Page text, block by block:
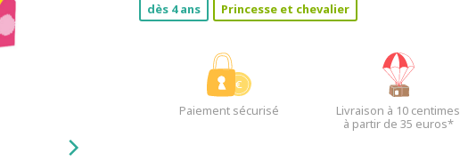
dès 4 ans Princesse et chevalier
Paiement sécurisé
Livraison à 10 centimes
à partir de 35 euros*